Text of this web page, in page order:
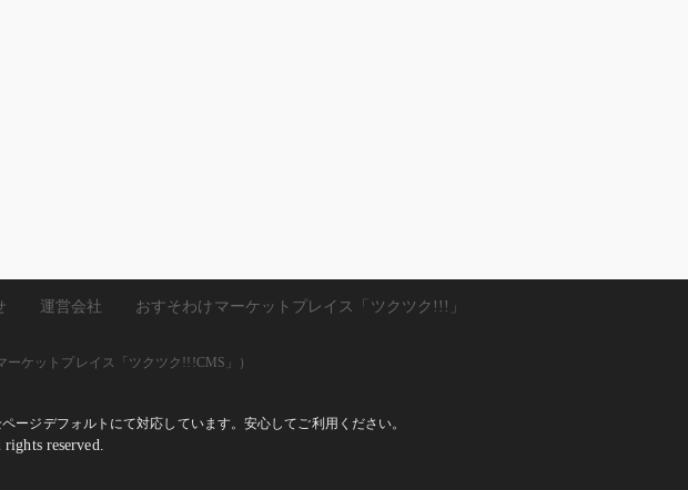
運営会社 おすそわけマーケットプレイス「ツクツク!!!」
ケットプレイス「ツクツク!!!CMS」）
ージデフォルトにて対応しています。安心してご利用ください。
reserved.